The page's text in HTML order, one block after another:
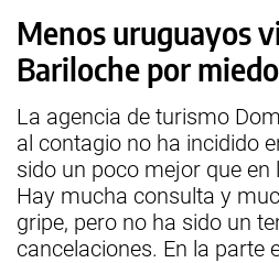
Menos uruguayos
Bariloche por
La agencia de turismo
al contagio no ha incidido
sido un poco mejor que en
Hay mucha consulta y
gripe, pero no ha sido un
cancelaciones. En la parte